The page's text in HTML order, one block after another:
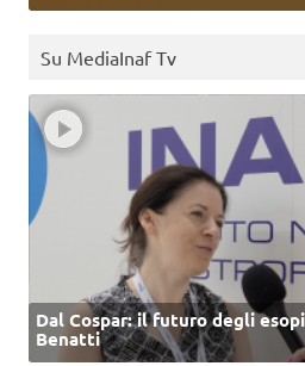
Su MediaInaf Tv
Dal Cospar: il futuro degli
Benatti